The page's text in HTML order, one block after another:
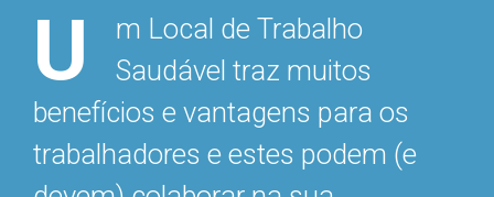
U
m Local de Trabalho
Saudável traz muitos
benefícios e vantagens para os
trabalhadores e estes podem (e